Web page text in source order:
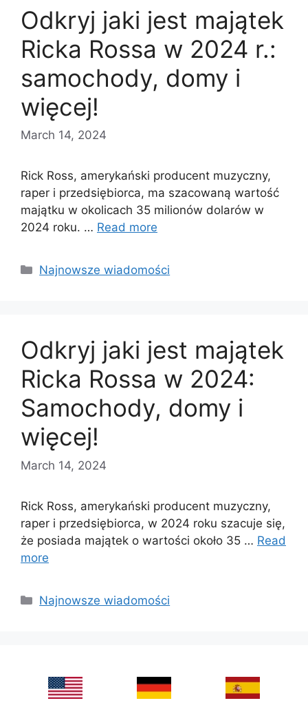
Odkryj jaki jest majątek
Ricka Rossa w 2024 r.:
samochody, domy i
więcej!
March 14, 2024
Rick Ross, amerykański producent muzyczny,
raper i przedsiębiorca, ma szacowaną wartość
majątku w okolicach 35 milionów dolarów w
2024 roku. … Read more
Categories
Najnowsze wiadomości
Odkryj jaki jest majątek
Ricka Rossa w 2024:
Samochody, domy i
więcej!
March 14, 2024
Rick Ross, amerykański producent muzyczny,
raper i przedsiębiorca, w 2024 roku szacuje się,
że posiada majątek o wartości około 35 … Read
more
Categories
Najnowsze wiadomości